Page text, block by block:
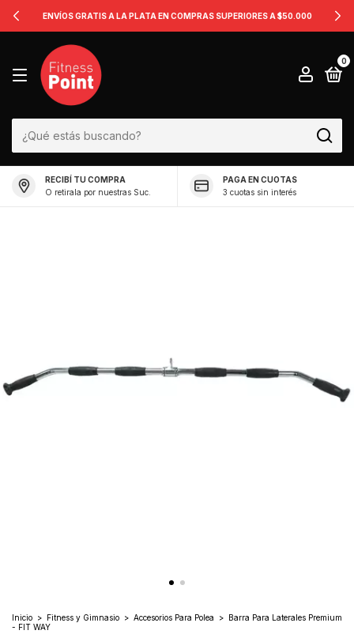
ENVÍOS GRATIS A LA PLATA EN COMPRAS SUPERIORES A $50.000
0
RECIBÍ TU COMPRA
O retirala por nuestras Suc.
PAGA EN CUOTAS
3 cuotas sin interés
Inicio > Fitness y Gimnasio > Accesorios Para Polea > Barra Para Laterales Premium
- FIT WAY